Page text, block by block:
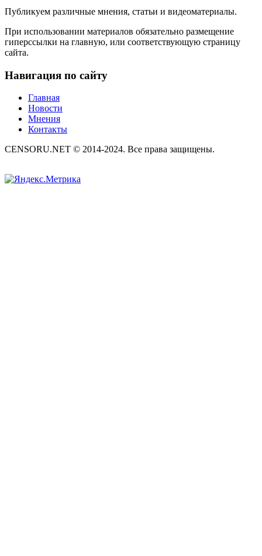
Публикуем различные мнения, статьи и видеоматериалы.
При использовании материалов обязательно размещение
гиперссылки на главную, или соответствующую страницу
сайта.
Навигация по сайту
Главная
Новости
Мнения
Контакты
CENSORU.NET © 2014-2024. Все права защищены.